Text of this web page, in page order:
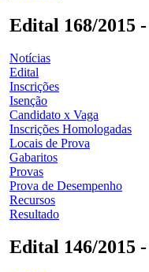
Edital 168/2015
Notícias
Edital
Inscrições
Isenção
Candidato x Vaga
Inscrições Homologadas
Locais de Prova
Gabaritos
Provas
Prova de Desempenho
Recursos
Resultado
Edital 146/2015